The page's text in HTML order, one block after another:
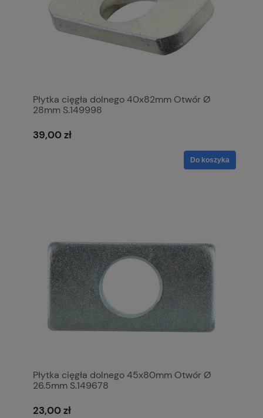
Płytka cięgła dolnego 40x82mm Otwór Ø
28mm S.149998
39,00 zł
Do koszyka
Płytka cięgła dolnego 45x80mm Otwór Ø
26.5mm S.149678
23,00 zł